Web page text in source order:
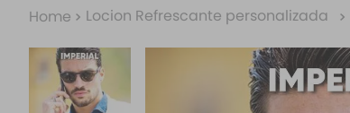
Locion Refrescante personalizada
2.
carolina herrera
3.
splash
mantequilla